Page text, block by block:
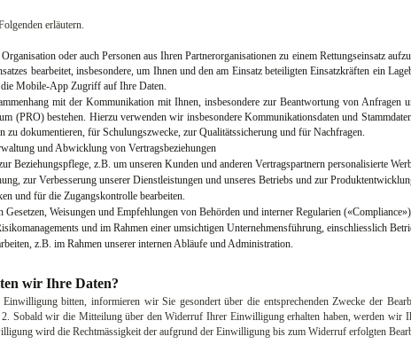
erläutern.
oder auch Personen aus Ihren Partnerorganisationen zu einem Rettungseinsatz
bearbeitet, insbesondere, um Ihnen und den am Einsatz beteiligten Einsatzkräften ein
die Mobile-App Zugriff auf Ihre Daten.
mit der Kommunikation mit Ihnen, insbesondere zur Beantwortung von
(PRO) bestehen. Hierzu verwenden wir insbesondere Kommunikationsdaten und
dokumentieren, für Schulungszwecke, zur Qualitätssicherung und für Nachfragen.
und Abwicklung von Vertragsbeziehungen
Beziehungspflege, z.B. um unseren Kunden und anderen Vertragspartnern personalisierte
zur Verbesserung unserer Dienstleistungen und unseres Betriebs und zur
und für die Zugangskontrolle bearbeiten.
Weisungen und Empfehlungen von Behörden und interner Regularien
und im Rahmen einer umsichtigen Unternehmensführung, einschliesslich
z.B. im Rahmen unserer internen Abläufe und Administration.
wir Ihre Daten?
bitten, informieren wir Sie gesondert über die entsprechenden Zwecke der
Sobald wir die Mitteilung über den Widerruf Ihrer Einwilligung erhalten haben, werden wir
wird die Rechtmässigkeit der aufgrund der Einwilligung bis zum Widerruf erfolgten